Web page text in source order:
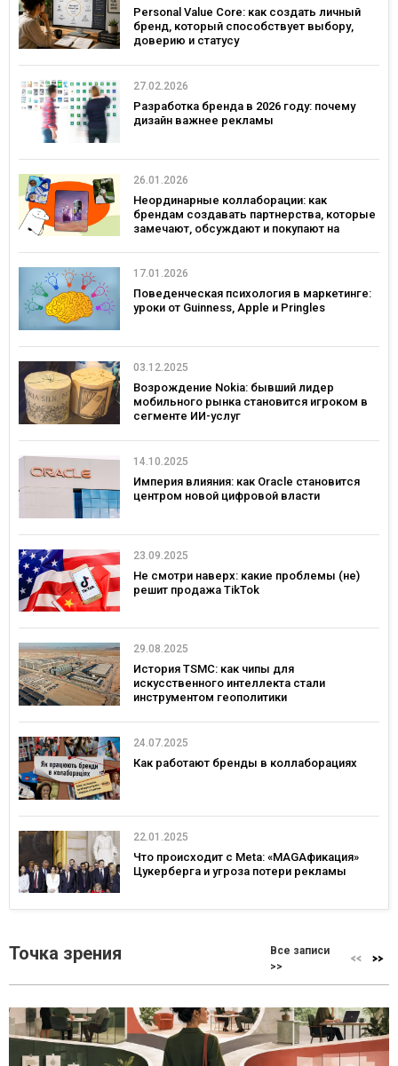
Personal Value Core: как создать личный
бренд, который способствует выбору,
доверию и статусу
27.02.2026
Разработка бренда в 2026 году: почему
дизайн важнее рекламы
26.01.2026
Неординарные коллаборации: как
брендам создавать партнерства, которые
замечают, обсуждают и покупают на
17.01.2026
Поведенческая психология в маркетинге:
уроки от Guinness, Apple и Pringles
03.12.2025
Возрождение Nokia: бывший лидер
мобильного рынка становится игроком в
сегменте ИИ-услуг
14.10.2025
Империя влияния: как Oracle становится
центром новой цифровой власти
23.09.2025
Не смотри наверх: какие проблемы (не)
решит продажа TikTok
29.08.2025
История TSMC: как чипы для
искусственного интеллекта стали
инструментом геополитики
24.07.2025
Как работают бренды в коллаборациях
22.01.2025
Что происходит с Meta: «MAGAфикация»
Цукерберга и угроза потери рекламы
Точка зрения
Все записи
>>